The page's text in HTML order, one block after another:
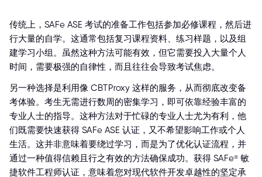
传统上，SAFe ASE 考试的准备工作包括参加必修课程，然后进
行大量的自学。这通常包括复习课程资料、练习样题，以及组
建学习小组。虽然这种方法可能有效，但它需要投入大量个人
时间，需要极强的自律性，而且往往会导致考试焦虑。
另一种选择是利用像 CBTProxy 这样的服务，从而彻底改变备
考体验。考生无需进行数周的密集学习，即可依靠经验丰富的
专业人士的指导。这种方法对于忙碌的专业人士尤为有利，他
们既需要快速获得 SAFe ASE 认证，又不希望影响工作或个人
生活。这并非意味着要绕过学习，而是为了优化认证流程，并
通过一种值得信赖且行之有效的方法确保成功。获得 SAFe® 敏
捷软件工程师认证，意味着您对现代软件开发卓越性的坚定承